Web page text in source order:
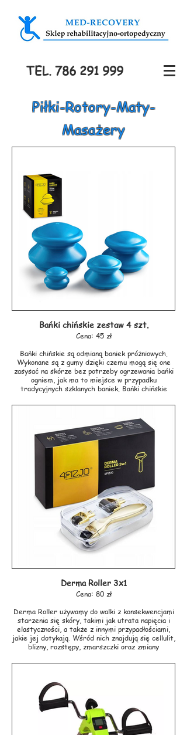
TEL. 786 291 999
Piłki-Rotory-Maty-
Masażery
Bańki chińskie zestaw 4 szt.
Cena: 45 zł
Bańki chińskie są odmianą baniek próżniowych.
Wykonane są z gumy dzięki czemu mogą się one
zasysać na skórze bez potrzeby ogrzewania bańki
ogniem, jak ma to miejsce w przypadku
tradycyjnych szklanych baniek. Bańki chińskie
(szklane) oraz używać ich do masażu i zwalczania
W zestawie dostępne są bańki w 4 wielkościach:
6.5 cm, 5.2 cm, 4.0 cm, 2.5 cm.
Derma Roller 3x1
Cena: 80 zł
Derma Roller używamy do walki z konsekwencjami
starzenia się skóry, takimi jak utrata napięcia i
elastyczności, a także z innymi przypadłościami,
jakie jej dotykają. Wśród nich znajdują się cellulit,
blizny, rozstępy, zmarszczki oraz zmiany
wykonywanie zabiegów za pomocą derma rollera
wydatnie poprawia stan skóry. W zależności na
jaka część ciała używamy stosujemy igły o innej
grubości.